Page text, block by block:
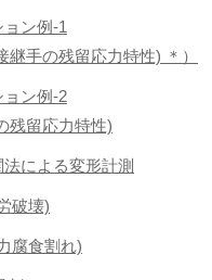
ン例-1
手の残留応力特性) ＊）
ョン例-2
残留応力特性)
による変形計測
破壊)
腐食割れ)